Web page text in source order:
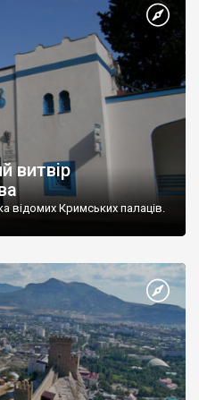
витвір
відомих Кримських палаців.